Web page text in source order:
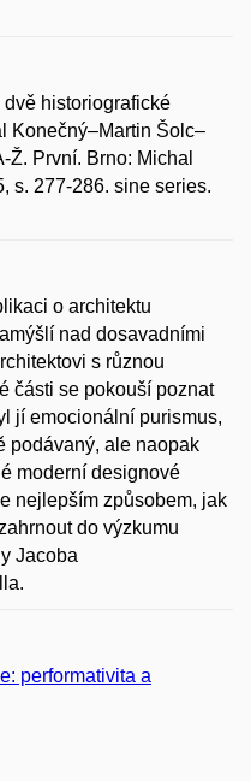
historiografické
Konečný–Martin Šolc–
Ž. První. Brno: Michal
s. 277-286. sine series.
o architektu
nad dosavadními
s různou
části se pokouší poznat
jí emocionální purismus,
podávaný, ale naopak
moderní designové
nejlepším způsobem, jak
do výzkumu
Jacoba
performativita a